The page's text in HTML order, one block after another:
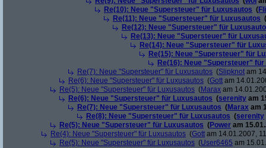
Re(10): Neue "Supersteuer" für Luxusautos (
Re(11): Neue "Supersteuer" für Luxusautos (
Re(12): Neue "Supersteuer" für
Re(13): Neue "Supersteuer" für
Re(14): Neue "Supersteuer" für
Re(15): Neue "Supersteuer" für
Re(16): Neue "Supersteuer"
Re(7): Neue "Supersteuer" für Luxusautos (Slipknot am
Re(6): Neue "Supersteuer" für Luxusautos (Gott am
Re(5): Neue "Supersteuer" für Luxusautos (Marax am
Re(6): Neue "Supersteuer" für Luxusautos (serenity am
Re(7): Neue "Supersteuer" für Luxusautos (Marax am
Re(8): Neue "Supersteuer" für Luxusautos (serenity
Re(5): Neue "Supersteuer" für Luxusautos (Power am
Re(4): Neue "Supersteuer" für Luxusautos (Gott am 14.01.2007,
Re(5): Neue "Supersteuer" für Luxusautos (User6465 am